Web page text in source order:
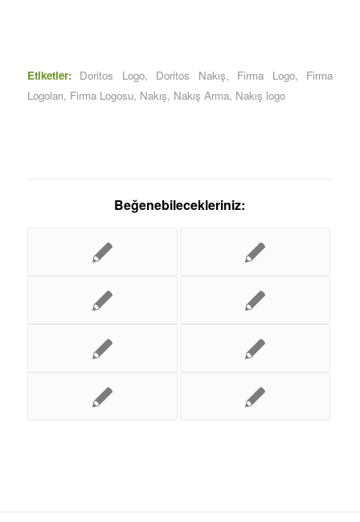
Etiketler: Doritos Logo, Doritos Nakış, Firma Logo, Firma
Logoları, Firma Logosu, Nakış, Nakış Arma, Nakış logo
Beğenebilecekleriniz: